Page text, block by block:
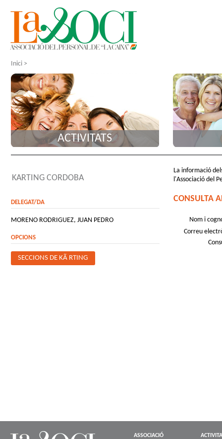
Inici >
ACTIVITATS
KARTING CORDOBA
DELEGAT/DA
MORENO RODRIGUEZ, JUAN PEDRO
OPCIONS
SECCIONS DE KÃ RTING
La informació
l'Associació del
CONSULTA
Nom i
Correu
ASSOCIACIÓ